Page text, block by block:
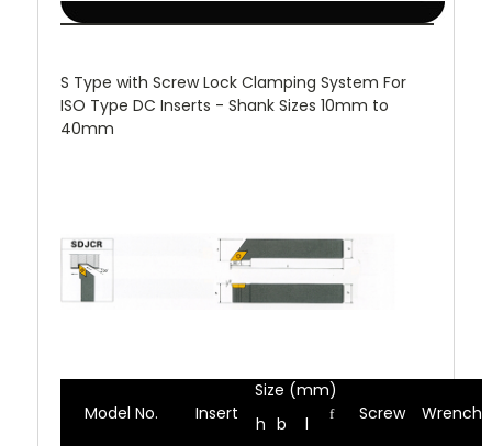
S Type with Screw Lock Clamping System For
ISO Type DC Inserts - Shank Sizes 10mm to
40mm
Model No. Insert
Size (mm)
Screw
Wrench
h b l f